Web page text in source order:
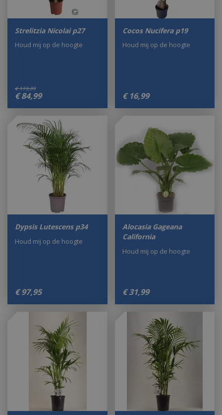
Strelitzia Nicolai p27
€ 119,99
€ 84,99
Houd mij op de hoogte
Cocos Nucifera p19
€ 16,99
Houd mij op de hoogte
Dypsis Lutescens p34
€ 97,95
Houd mij op de hoogte
Alocasia Gageana
California
€ 31,99
Houd mij op de hoogte